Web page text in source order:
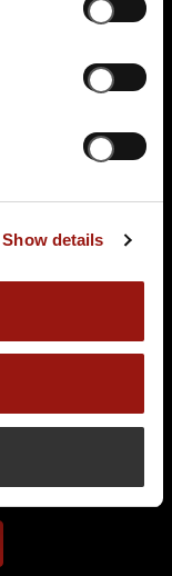
Show details